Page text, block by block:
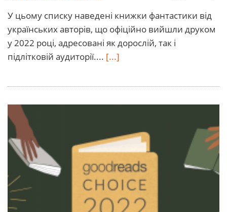
У цьому списку наведені книжки фантастики від
українських авторів, що офіційно вийшли друком
у 2022 році, адресовані як дорослій, так і
підлітковій аудиторії.... [...]